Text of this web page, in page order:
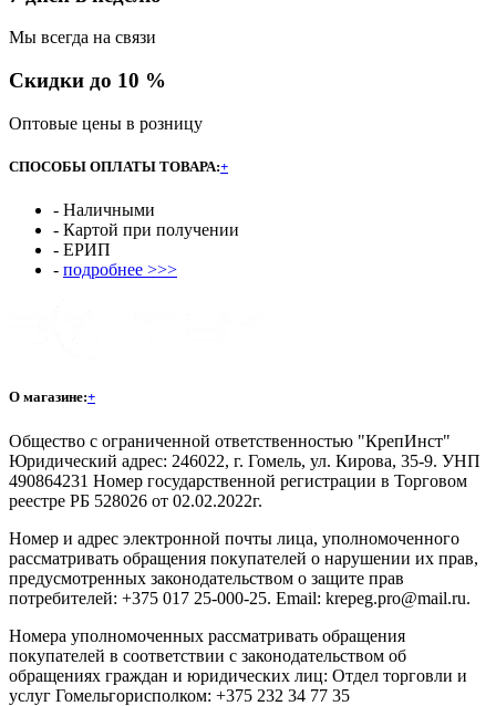
Мы всегда на связи
Скидки до 10 %
Оптовые цены в розницу
СПОСОБЫ ОПЛАТЫ ТОВАРА:+
- Наличными
- Картой при получении
- ЕРИП
- подробнее >>>
О магазине:+
Общество с ограниченной ответственностью "КрепИнст"
Юридический адрес: 246022, г. Гомель, ул. Кирова, 35-9. УНП
490864231 Номер государственной регистрации в Торговом
реестре РБ 528026 от 02.02.2022г.
Номер и адрес электронной почты лица, уполномоченного
рассматривать обращения покупателей о нарушении их прав,
предусмотренных законодательством о защите прав
потребителей: +375 017 25-000-25. Email: krepeg.pro@mail.ru.
Номера уполномоченных рассматривать обращения
покупателей в соответствии с законодательством об
обращениях граждан и юридических лиц: Отдел торговли и
услуг Гомельгорисполком: +375 232 34 77 35